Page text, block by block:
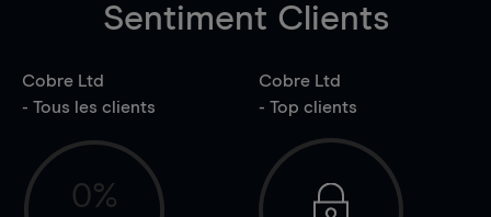
Sentiment Clients
Cobre Ltd
- Tous les clients
0%
Cobre Ltd
- Top clients